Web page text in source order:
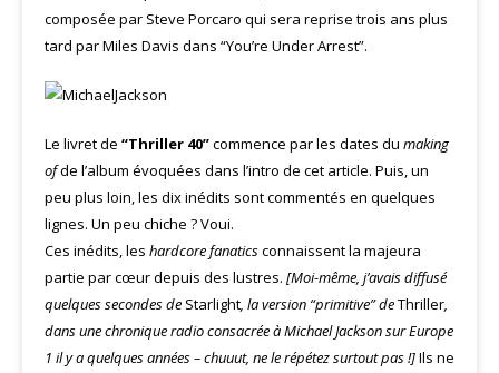
composée par Steve Porcaro qui sera reprise trois ans plus
tard par Miles Davis dans “You’re Under Arrest”.
Le livret de “Thriller 40”commence par les dates du making
ofde l’album évoquées dans l’intro de cet article. Puis, un
peu plus loin, les dix inédits sont commentés en quelques
lignes. Un peu chiche ? Voui.
Ces inédits, les hardcore fanaticsconnaissent la majeura
partie par cœur depuis des lustres. [Moi-même, j’avais diffusé
quelques secondes de Starlight, la version “primitive” deThriller,
dans une chronique radio consacrée à Michael Jackson sur Europe
1 il y a quelques années – chuuut, ne le répétez surtout pas !]Ils ne